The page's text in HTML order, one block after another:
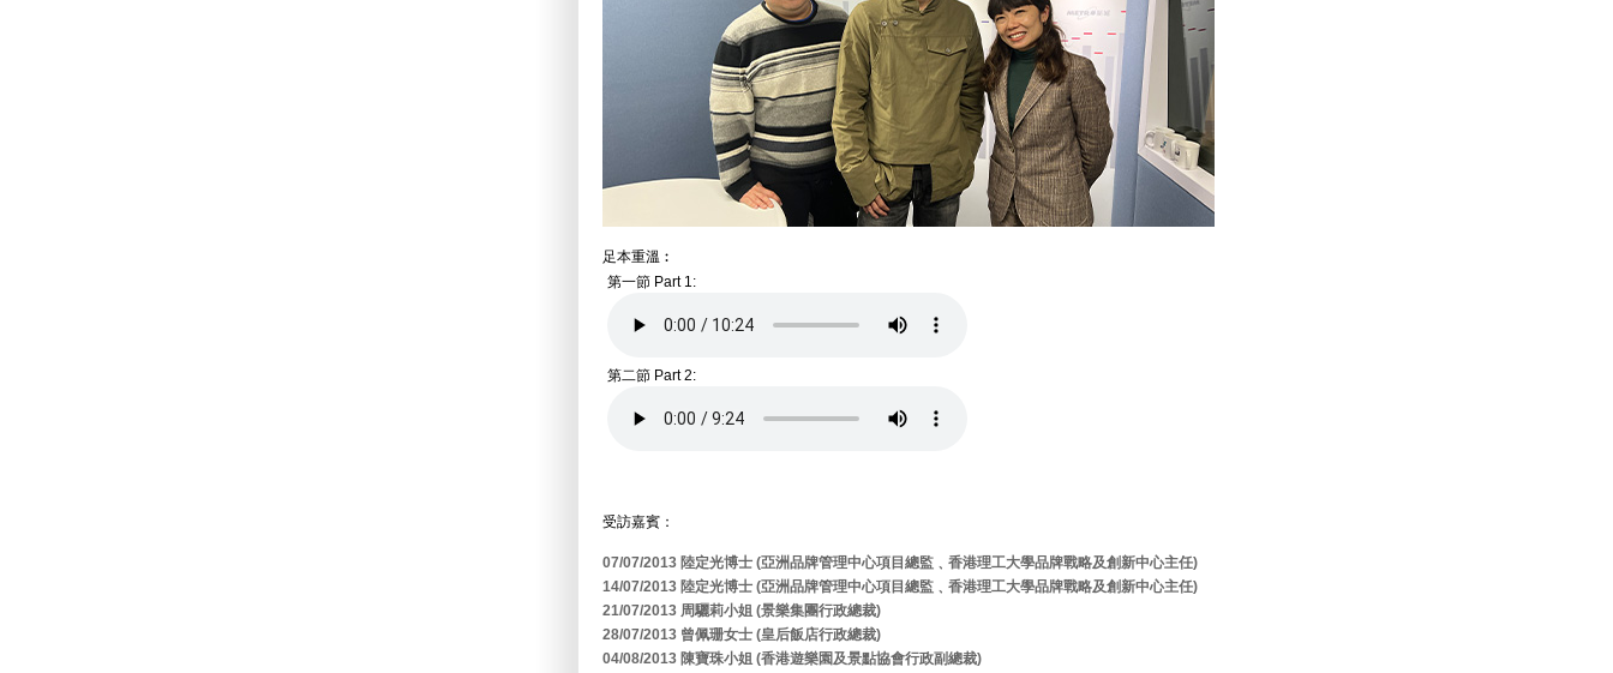
足本重溫︰
第一節 Part 1:
第二節 Part 2:
受訪嘉賓：
07/07/2013 陸定光博士 (亞洲品牌管理中心項目總監﹑香港理工大學品牌戰略及創新中心主任)
14/07/2013 陸定光博士 (亞洲品牌管理中心項目總監﹑香港理工大學品牌戰略及創新中心主任)
21/07/2013 周驪莉小姐 (景樂集團行政總裁)
28/07/2013 曾佩珊女士 (皇后飯店行政總裁)
04/08/2013 陳寶珠小姐 (香港遊樂園及景點協會行政副總裁)